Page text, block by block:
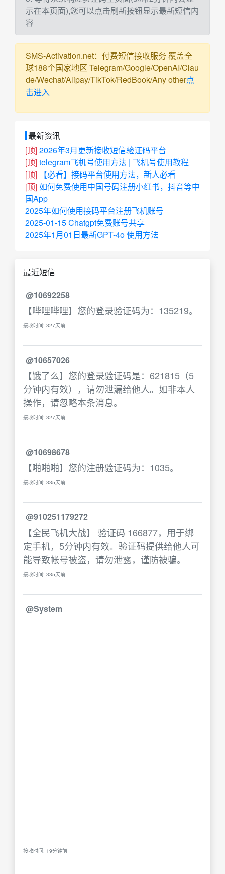
示在本页面),您可以点击刷新按钮显示最新短信内
容
SMS-Activation.net：付费短信接收服务 覆盖全
球188个国家地区 Telegram/Google/OpenAI/Clau
de/Wechat/Alipay/TikTok/RedBook/Any other点
击进入
最新资讯
[顶]2026年3月更新接收短信验证码平台
[顶]telegram飞机号使用方法 | 飞机号使用教程
[顶]
【必看】接码平台使用方法，新人必看
[顶]如何免费使用中国号码注册小红书，抖音等中
国App
2025年如何使用接码平台注册飞机账号
2025-01-15 Chatgpt免费账号共享
2025年1月01日最新GPT-4o 使用方法
最近短信
@10692258
【哔哩哔哩】您的登录验证码为：135219。
接收时间: 327天前
@10657026
【饿了么】您的登录验证码是：621815（5
分钟内有效），请勿泄漏给他人。如非本人
操作，请忽略本条消息。
接收时间: 327天前
@10698678
【啪啪啪】您的注册验证码为：1035。
接收时间: 335天前
@910251179272
【全民飞机大战】 验证码 166877，用于绑
定手机，5分钟内有效。验证码提供给他人可
能导致帐号被盗，请勿泄露，谨防被骗。
接收时间: 335天前
@System
接收时间: 19分钟前